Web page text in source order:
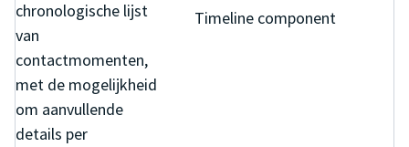
Timeline component
chronologische lijst
van
contactmomenten,
met de mogelijkheid
om aanvullende
details per